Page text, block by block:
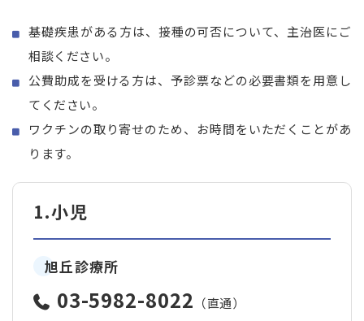
基礎疾患がある方は、接種の可否について、主治医にご
相談ください。
公費助成を受ける方は、予診票などの必要書類を用意し
てください。
ワクチンの取り寄せのため、お時間をいただくことがあ
ります。
1.小児
旭丘診療所
03-5982-8022 （直通）